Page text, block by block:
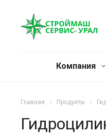
Компания
Главная Продукты